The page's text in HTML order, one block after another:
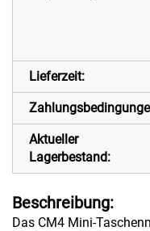
Lieferzeit:
Aktueller
Lagerbestand:
Beschreibung:
Das CM4 Mini-